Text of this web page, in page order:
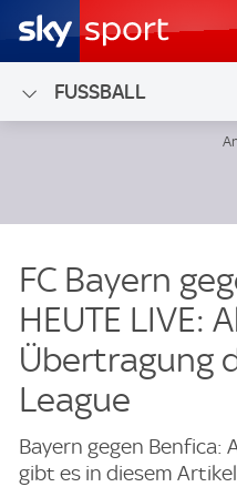
FUSSBALL
FC Bayern
HEUTE LIVE:
Übertragung
League
Bayern gegen Benfica:
gibt es in diesem